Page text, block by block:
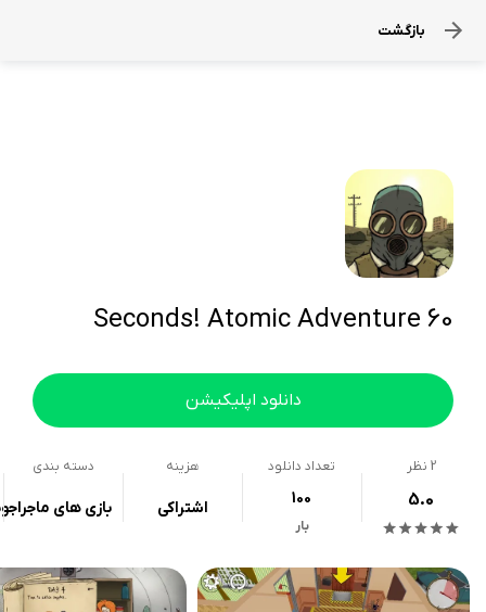
بازگشت
60 Seconds! Atomic Adventure
دانلود اپلیکیشن
2 نظر
5.0
تعداد دانلود
100
بار
هزینه
اشتراکی
دسته بندی
بازی های